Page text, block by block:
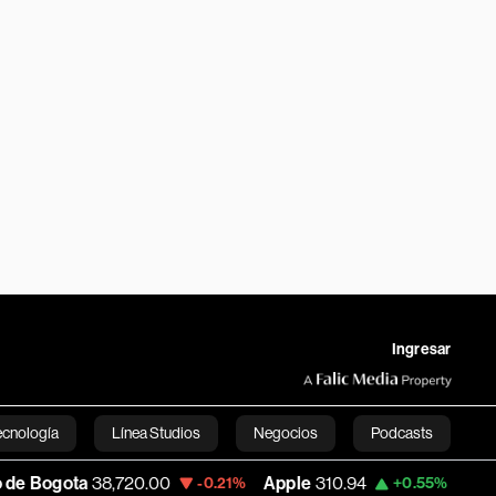
Ingresar
Línea Studios Negocios Podcasts
English-0.21% Apple 310.94 +0.55% USD COP 3,175.95